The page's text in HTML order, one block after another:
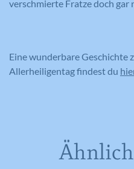
verschmierte Fratze doch gar
Eine wunderbare Geschichte
Allerheiligentag findest du
Name _ga
Zweck
verwendet
dazu, wie der
Anbieter YouTube
zu schätzen.